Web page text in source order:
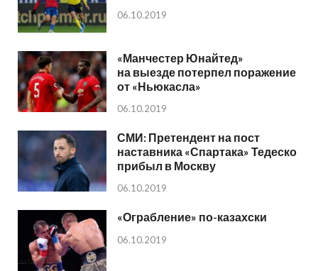
06.10.2019
«Манчестер Юнайтед»
на выезде потерпел поражение
от «Ньюкасла»
06.10.2019
СМИ: Претендент на пост
наставника «Спартака» Тедеско
прибыл в Москву
06.10.2019
«Ограбление» по-казахски
06.10.2019